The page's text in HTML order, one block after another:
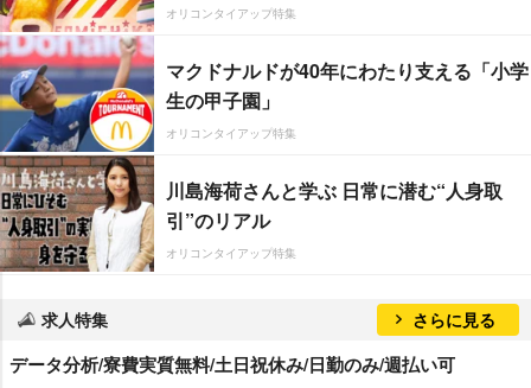
オリコンタイアップ特集
マクドナルドが40年にわたり支える「小学
生の甲子園」
オリコンタイアップ特集
川島海荷さんと学ぶ 日常に潜む“人身取
引”のリアル
オリコンタイアップ特集
求人特集 さらに見る
データ分析/寮費実質無料/土日祝休み/日勤のみ/週払い可